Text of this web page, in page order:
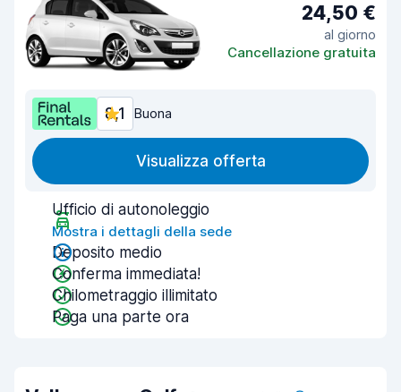
24,50 €
al giorno
Cancellazione gratuita
8,1 Buona
Visualizza offerta
Ufficio di autonoleggio
Mostra i dettagli della sede
Deposito medio
Conferma immediata!
Chilometraggio illimitato
Paga una parte ora